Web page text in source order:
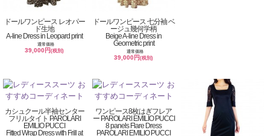
ドールワンピース レオパー
ド生地
A-line Dress in Leopard print
通常価格
39,000円(税別)
ドールワンピース 七分袖 ベ
ージュ幾何学柄
Beige A-line Dress in
Geometric print
通常価格
39,000円(税別)
カシュクール半袖センター
フリルタイト PAROLARI
EMILIO PUCCI
Fitted Wrap Dress with Frill at
ワンピース8枚はぎフレア
ー PAROLARI EMILIO PUCCI
8 panels Flare Dress
PAROLARI EMILIO PUCCI